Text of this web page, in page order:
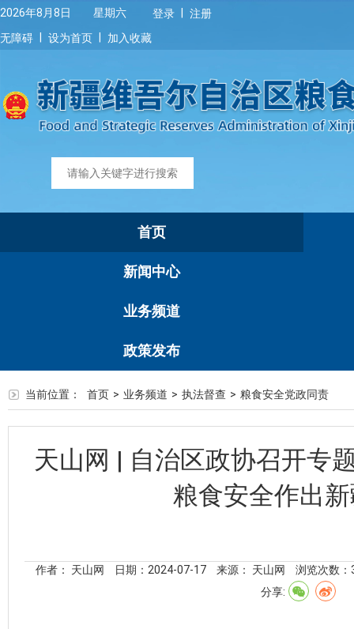
2026年8月8日 星期六 登录
注册
无障碍
设为首页 加入收藏
首页
新闻中心
业务频道
政策发布
当前位置： 首页 > 业务频道 > 执法督查 > 粮食安全党政同责
天山网 | 自治区政协召开专
粮食安全作出
作者： 天山网 日期：2024-07-17 来源： 天山网 浏览次数：
分享: